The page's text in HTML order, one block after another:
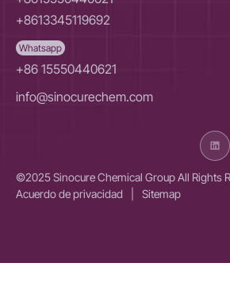
+8613345119692
Whatsapp
+86 15550440621
info@sinocurechem.com
©2025 Sinocure Chemical Group All Rights
Acuerdo de privacidad
Sitemap